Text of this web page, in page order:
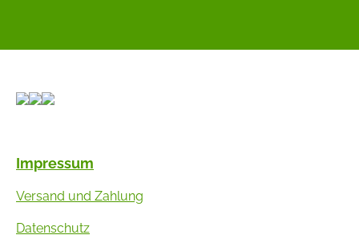
Impressum
Versand und Zahlung
Datenschutz